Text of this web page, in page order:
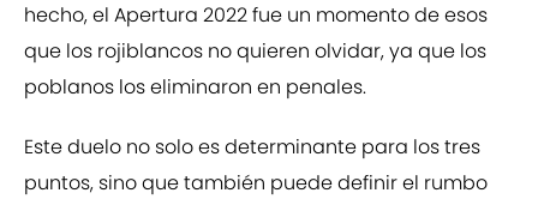
hecho, el Apertura 2022 fue un momento de esos
que los rojiblancos no quieren olvidar, ya que los
poblanos los eliminaron en penales.
Este duelo no solo es determinante para los tres
puntos, sino que también puede definir el rumbo